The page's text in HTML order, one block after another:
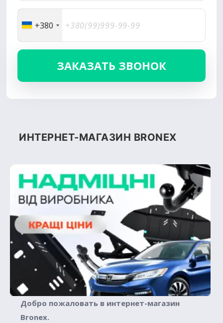
+380
ИНТЕРНЕТ-МАГАЗИН BRONEX
Добро пожаловать в интернет-магазин
Вronex.